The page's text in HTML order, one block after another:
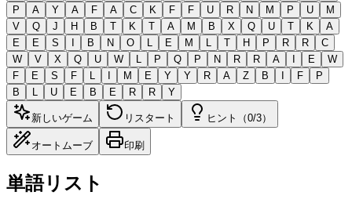
P
A Y A F A C K F F U R N M P U
M
V
Q J H B T K T A M B X Q U T K
A
E
E S I B N O L E M L T H P R R
C
W
V X Q U W L P Q P N R R A I E
W
F
E S F L I M E Y Y R A Z B I F
P
B
L U E B E R R Y
新しいゲーム リスタート ヒント（0/3）
オートムーブ 印刷
単語リスト